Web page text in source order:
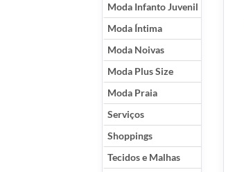
Moda Infanto Juvenil
Moda Íntima
Moda Noivas
Moda Plus Size
Moda Praia
Serviços
Shoppings
Tecidos e Malhas